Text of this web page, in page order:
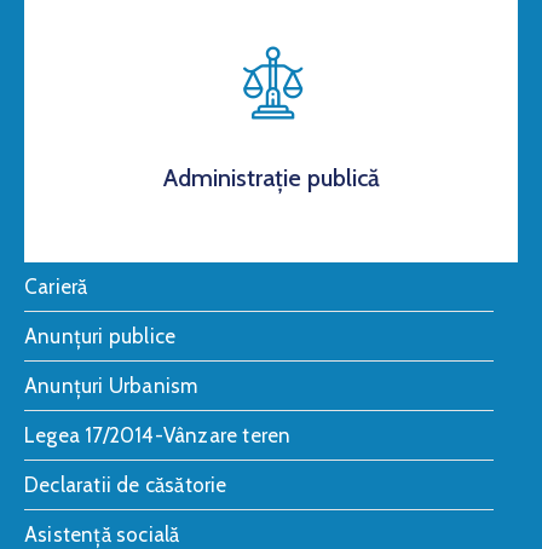
Administrație publică
Carieră
Anunțuri publice
Anunțuri Urbanism
Legea 17/2014-Vânzare teren
Declaratii de căsătorie
Asistență socială